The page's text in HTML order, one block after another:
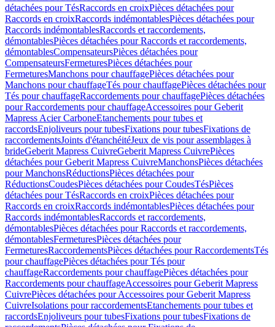
détachées pour TésRaccords en croixPièces détachées pour
Raccords en croixRaccords indémontablesPièces détachées pour
Raccords indémontablesRaccords et raccordements,
démontablesPièces détachées pour Raccords et raccordements,
démontablesCompensateursPièces détachées pour
CompensateursFermeturesPièces détachées pour
FermeturesManchons pour chauffagePièces détachées pour
Manchons pour chauffageTés pour chauffagePièces détachées pour
Tés pour chauffageRaccordements pour chauffagePièces détachées
pour Raccordements pour chauffageAccessoires pour Geberit
Mapress Acier CarboneEtanchements pour tubes et
raccordsEnjoliveurs pour tubesFixations pour tubesFixations de
raccordementsJoints d'étanchéitéJeux de vis pour assemblages à
brideGeberit Mapress CuivreGeberit Mapress CuivrePièces
détachées pour Geberit Mapress CuivreManchonsPièces détachées
pour ManchonsRéductionsPièces détachées pour
RéductionsCoudesPièces détachées pour CoudesTésPièces
détachées pour TésRaccords en croixPièces détachées pour
Raccords en croixRaccords indémontablesPièces détachées pour
Raccords indémontablesRaccords et raccordements,
démontablesPièces détachées pour Raccords et raccordements,
démontablesFermeturesPièces détachées pour
FermeturesRaccordementsPièces détachées pour RaccordementsTés
pour chauffagePièces détachées pour Tés pour
chauffageRaccordements pour chauffagePièces détachées pour
Raccordements pour chauffageAccessoires pour Geberit Mapress
CuivrePièces détachées pour Accessoires pour Geberit Mapress
CuivreIsolations pour raccordementsEtanchements pour tubes et
raccordsEnjoliveurs pour tubesFixations pour tubesFixations de